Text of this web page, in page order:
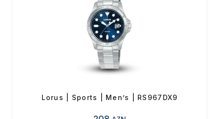
Lorus | Sports | Men’s | RS967DX9